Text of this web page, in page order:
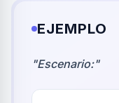
EJEMPLO
"Escenario:"